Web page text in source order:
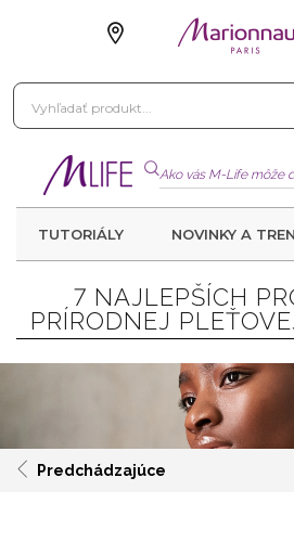
TUTORIÁLY NOVINKY A
7 NAJLEPŠÍCH
PRÍRODNEJ
Predchádzajúce